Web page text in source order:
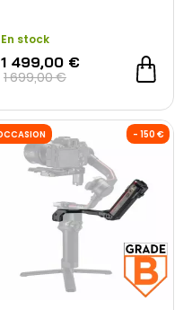
OCCASION
En stock
1 499,00 €
1 699,00 €